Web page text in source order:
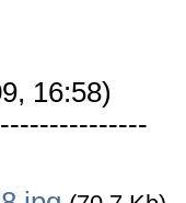
16:58)